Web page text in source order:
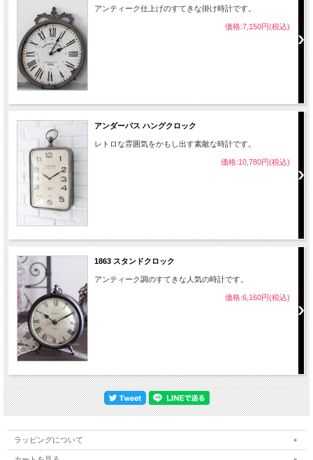
アンティーク仕上げのすてきな掛け時計です。
価格:7,150円(税込)
アンダーパス ハングクロック
レトロな雰囲気をかもし出す素敵な時計です。
価格:10,780円(税込)
1863 スタンドクロック
アンティーク調のすてきな人気の時計です。
価格:6,160円(税込)
ラッピングについて